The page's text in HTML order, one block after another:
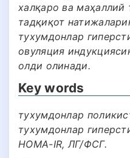
халқаро ва маҳаллий
тадқиқот
тухумдонлар
овуляция
олди олинади.
Key words
тухумдонлар
тухумдонлар
HOMA-IR, ЛГ/ФСГ.